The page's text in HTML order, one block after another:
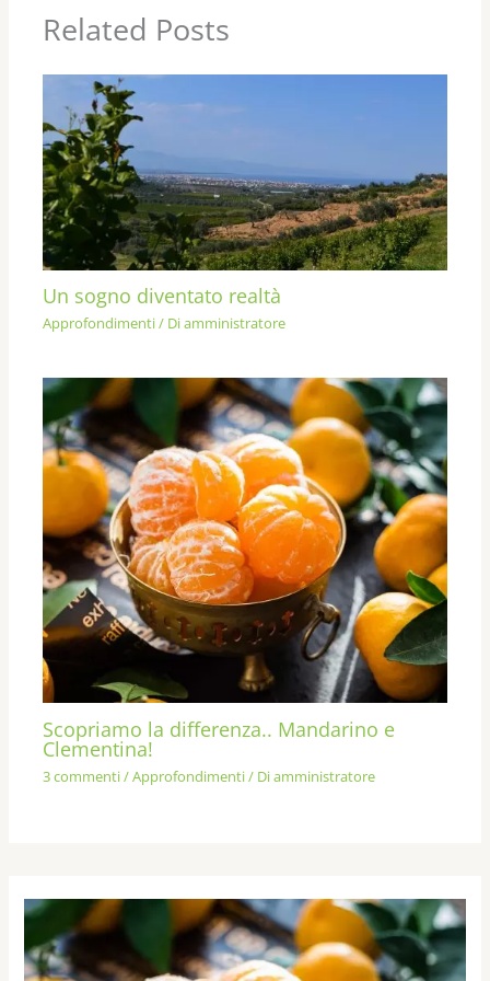
Related Posts
Un sogno diventato realtà
Approfondimenti/ Diamministratore
Scopriamo la differenza.. Mandarino e
Clementina!
3 commenti/Approfondimenti/ Diamministratore